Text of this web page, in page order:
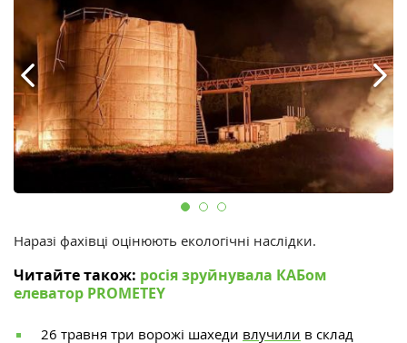
Наразі фахівці оцінюють екологічні наслідки.
Читайте також: росія зруйнувала КАБом
елеватор PROMETEY
26 травня три ворожі шахеди влучили в склад